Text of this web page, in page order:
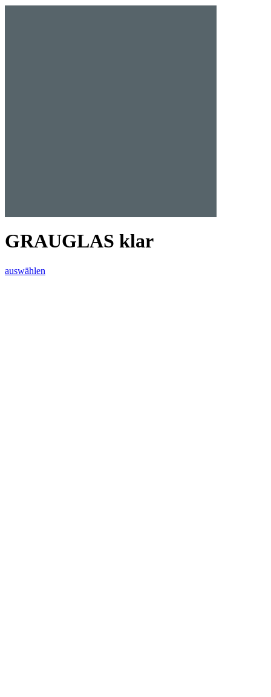
GRAUGLAS klar
auswählen